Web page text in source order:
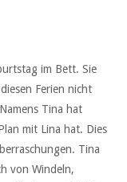
im Bett. Sie
Ferien nicht
Tina hat
mit Lina hat. Dies
Tina
von Windeln,